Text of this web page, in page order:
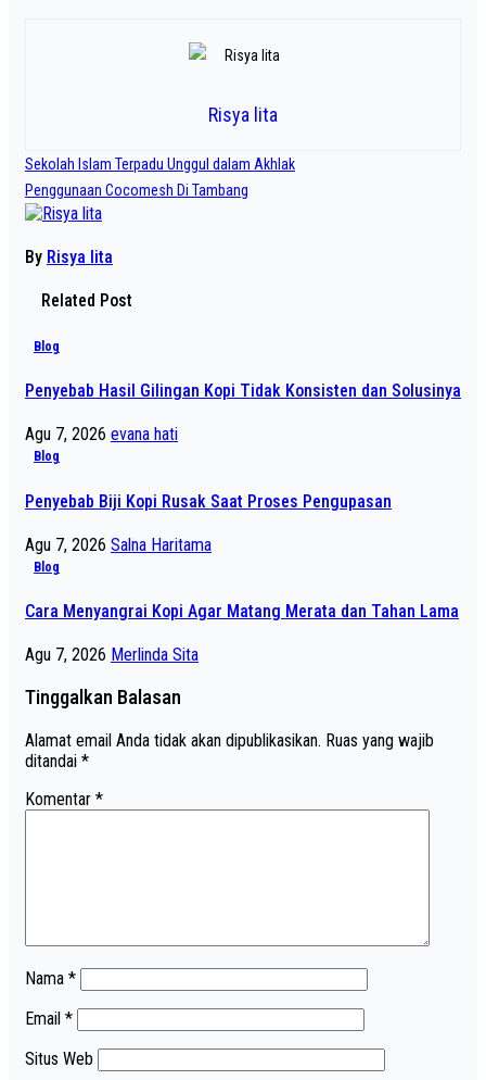
Risya lita
Navigasi
pos
Sekolah Islam Terpadu Unggul dalam Akhlak
Penggunaan Cocomesh Di Tambang
By Risya lita
Related Post
Blog
Penyebab Hasil Gilingan Kopi Tidak Konsisten dan Solusinya
Agu 7, 2026 evana hati
Blog
Penyebab Biji Kopi Rusak Saat Proses Pengupasan
Agu 7, 2026 Salna Haritama
Blog
Cara Menyangrai Kopi Agar Matang Merata dan Tahan Lama
Agu 7, 2026 Merlinda Sita
Tinggalkan Balasan
Alamat email Anda tidak akan dipublikasikan. Ruas yang wajib
ditandai *
Komentar *
Nama *
Email *
Situs Web